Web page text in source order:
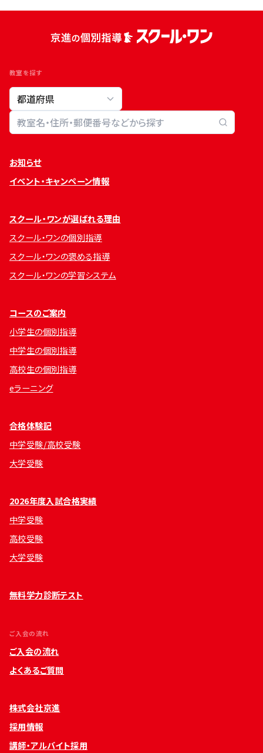
教室を探す
教室検索
お知らせ
イベント・キャンペーン情報
スクール・ワンが選ばれる理由
スクール・ワンの個別指導
スクール・ワンの褒める指導
スクール・ワンの学習システム
コースのご案内
小学生の個別指導
中学生の個別指導
高校生の個別指導
eラーニング
合格体験記
中学受験/高校受験
大学受験
2026年度入試合格実績
中学受験
高校受験
大学受験
無料学力診断テスト
ご入会の流れ
ご入会の流れ
よくあるご質問
株式会社京進
採用情報
講師・アルバイト採用